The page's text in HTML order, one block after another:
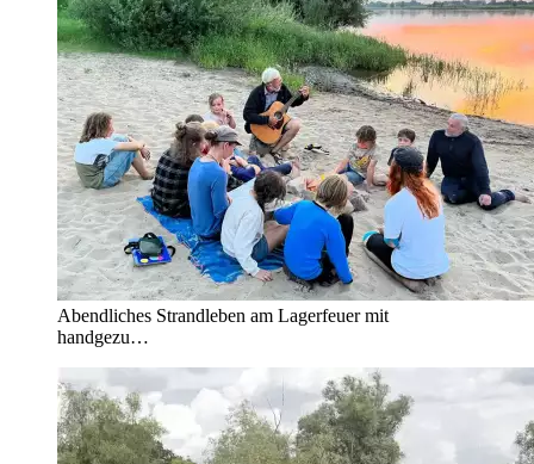
Abendliches Strandleben am Lagerfeuer mit
handgezu…